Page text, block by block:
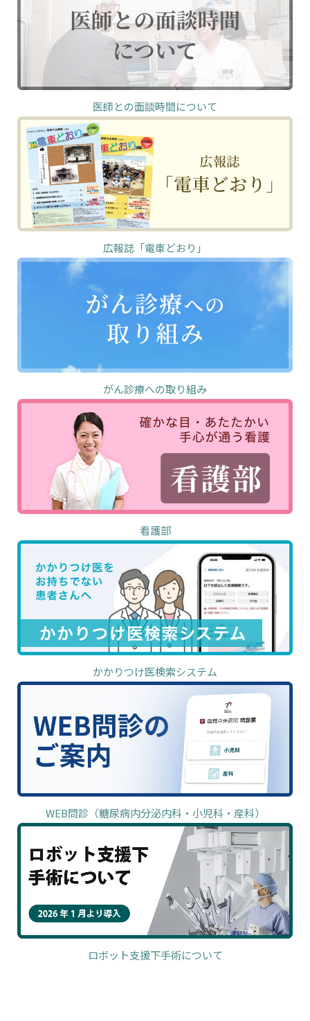
医師との面談時間について
広報誌「電車どおり」
がん診療への取り組み
看護部
かかりつけ医検索システム
WEB問診（糖尿病内分泌内科・小児科・産科）
ロボット支援下手術について